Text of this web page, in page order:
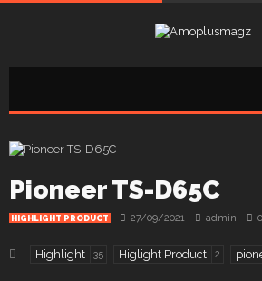
Pioneer TS-D65C
HIGHLIGHT PRODUCT 27/09/2021 admin 0
Highlight 35 Higlight Product 2